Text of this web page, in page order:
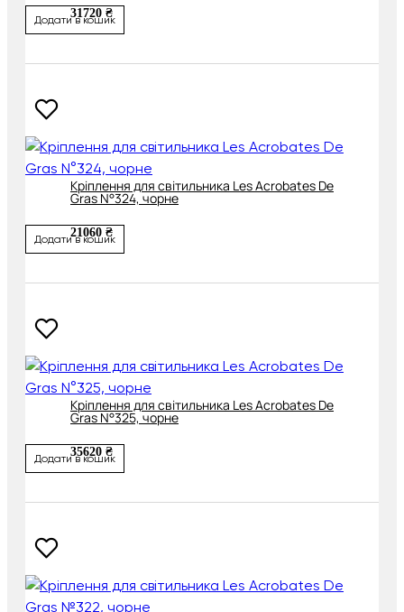
31720 ₴
Додати в кошик
Кріплення для світильника Les Acrobates De
Gras N°324, чорне
21060 ₴
Додати в кошик
Кріплення для світильника Les Acrobates De
Gras N°325, чорне
35620 ₴
Додати в кошик